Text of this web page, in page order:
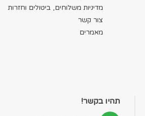
מדיניות משלוחים, ביטולים וחזרות
צור קשר
מאמרים
תהיו בקשר!